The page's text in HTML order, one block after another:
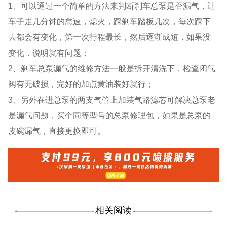
1、可以通过一个简单的方法来判断刹车总泵是否漏气，让
车子走几分钟的怠速，熄火，踩刹车踏板几次，每次踩下
去都会有变化，第一次行程最长，然后逐渐成短，如果没
变化，说明就有问题；
2、刹车总泵漏气的维修方法一般是拆开清洗下，检查闭气
阀有无破损，完好的加点黄油装好就行；
3、另外在进总泵的两支气管上加装气路滤芯可解决总泵老
是漏气问题，买个同等型号的总泵修理包，如果是总泵的
皮碗漏气，直接更换即可。
相关阅读